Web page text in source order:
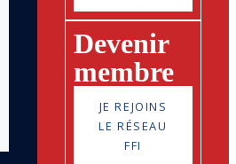
Devenir
membre
JE REJOINS
LE RÉSEAU
FFI